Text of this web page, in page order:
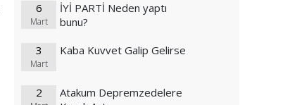
6
Mart
İYİ PARTİ Neden yaptı
bunu?
3
Mart
Kaba Kuvvet Galip Gelirse
2
Atakum Depremzedelere